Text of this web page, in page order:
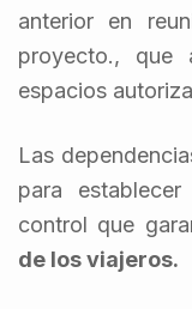
anterior en
proyecto.,
espacios
Las
para
control que
de los viajeros.